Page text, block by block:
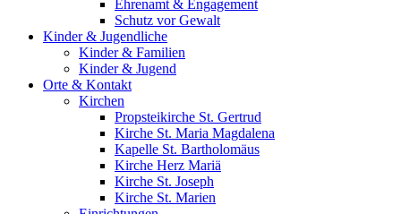
Ehrenamt & Engagement
Schutz vor Gewalt
Kinder & Jugendliche
Kinder & Familien
Kinder & Jugend
Orte & Kontakt
Kirchen
Propsteikirche St. Gertrud
Kirche St. Maria Magdalena
Kapelle St. Bartholomäus
Kirche Herz Mariä
Kirche St. Joseph
Kirche St. Marien